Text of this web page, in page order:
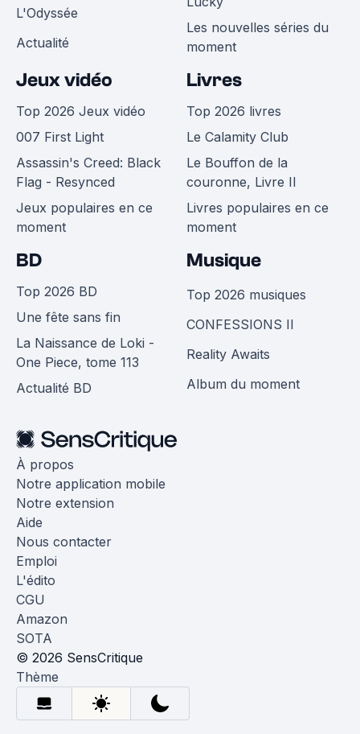
L'Odyssée
Actualité
Les nouvelles séries du
moment
Jeux vidéo
Top 2026 Jeux vidéo
007 First Light
Assassin's Creed: Black
Flag - Resynced
Jeux populaires en ce
moment
Livres
Top 2026 livres
Le Calamity Club
Le Bouffon de la
couronne, Livre II
Livres populaires en ce
moment
BD
Top 2026 BD
Une fête sans fin
La Naissance de Loki -
One Piece, tome 113
Actualité BD
Musique
Top 2026 musiques
CONFESSIONS II
Reality Awaits
Album du moment
À propos
Notre application mobile
Notre extension
Aide
Nous contacter
Emploi
L'édito
CGU
Amazon
SOTA
© 2026 SensCritique
Thème